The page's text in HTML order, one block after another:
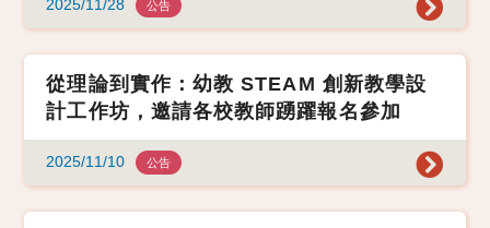
2025/11/28 公告
從理論到實作：幼教 STEAM 創新教學設
計工作坊，邀請各校教師踴躍報名參加
2025/11/10 公告